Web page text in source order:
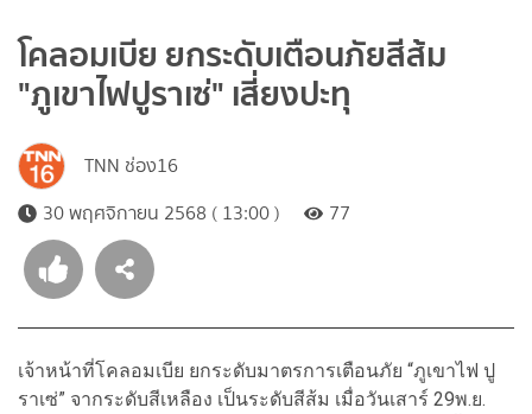
โคลอมเบีย ยกระดับเตือนภัยสีส้ม
"ภูเขาไฟปูราเซ่" เสี่ยงปะทุ
TNN ช่อง16
30 พฤศจิกายน 2568 ( 13:00 )
77
เจ้าหน้าที่โคลอมเบีย ยกระดับมาตรการเตือนภัย “ภูเขาไฟ ปู
ราเซ่” จากระดับสีเหลือง เป็นระดับสีส้ม เมื่อวันเสาร์ 29พ.ย.